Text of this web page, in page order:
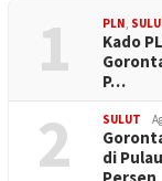
1 PLN
Kado
P…
2 SULUT
di
Persen